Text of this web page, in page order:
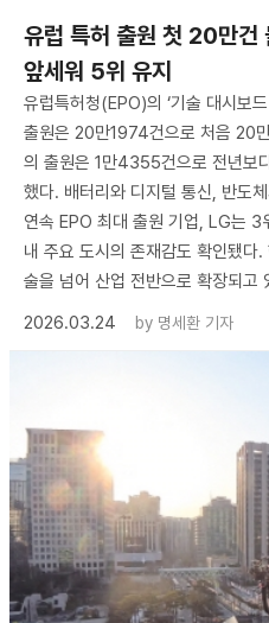
유럽 특허 출원 첫 20만건
앞세워 5위 유지
유럽특허청(EPO)의 ‘기술 대시보
출원은 20만1974건으로 처음 20
의 출원은 1만4355건으로 전년보
했다. 배터리와 디지털 통신, 반도
연속 EPO 최대 출원 기업, LG는 3
내 주요 도시의 존재감도 확인됐다.
술을 넘어 산업 전반으로 확장되고
2026.03.24
by 명세환 기자